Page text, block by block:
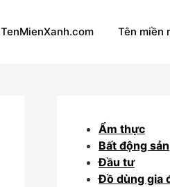
TenMienXanh.com Tên miền
Ẩm thực
Bất động sản
Đầu tư
Đồ dùng gia